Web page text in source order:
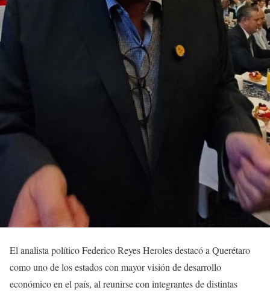
El analista político Federico Reyes Heroles destacó a Querétaro
como uno de los estados con mayor visión de desarrollo
económico en el país, al reunirse con integrantes de distintas